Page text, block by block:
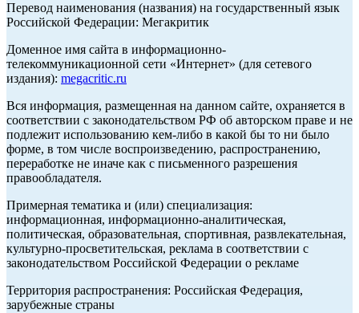
Перевод наименования (названия) на государственный язык
Российской Федерации: Мегакритик
Доменное имя сайта в информационно-
телекоммуникационной сети «Интернет» (для сетевого
издания): megacritic.ru
Вся информация, размещенная на данном сайте, охраняется в
соответствии с законодательством РФ об авторском праве и не
подлежит использованию кем-либо в какой бы то ни было
форме, в том числе воспроизведению, распространению,
переработке не иначе как с письменного разрешения
правообладателя.
Примерная тематика и (или) специализация:
информационная, информационно-аналитическая,
политическая, образовательная, спортивная, развлекательная,
культурно-просветительская, реклама в соответствии с
законодательством Российской Федерации о рекламе
Территория распространения: Российская Федерация,
зарубежные страны